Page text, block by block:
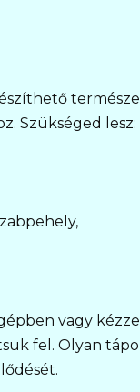
Szükséged lesz:
vagy
fel. Olyan